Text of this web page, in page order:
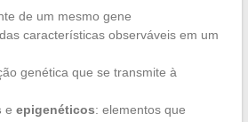
de um mesmo gene
características observáveis em um
genética que se transmite à
e epigenéticos: elementos que